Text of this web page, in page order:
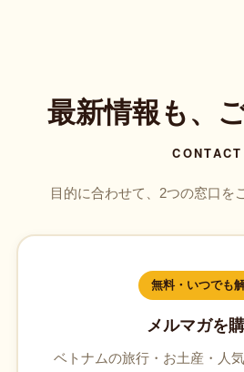
最新情報も、
CONTACT
目的に合わせて、2つの窓口を
無料・いつでも
メルマガを
ベトナムの旅行・お土産・人